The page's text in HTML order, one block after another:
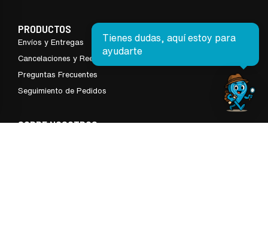
PRODUCTOS
Envíos y Entregas
Cancelaciones y Reembolsos
Preguntas Frecuentes
Seguimiento de Pedidos
SOBRE NOSOTROS
Tienes dudas, aquí estoy para
ayudarte